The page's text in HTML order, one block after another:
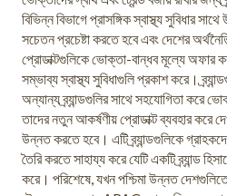
বিভিন্ন বিভাগে প্রাসঙ্গিক স্বাস্থ্য সুবিধার
সচেতন প্রচেষ্টা করতে হবে এবং দেশের
প্রোডাক্টগুলিকে ভোক্তা-বান্ধব মূল্যে অফার
সম্ভাব্য স্বাস্থ্য সুবিধাগুলি প্রকাশ করে।
অন্যান্য ব্র্যান্ডগুলির সাথে সহযোগিতা করে
তাদের নতুন আকর্ষণীয় প্রোডাক্ট ব্যবহার করে
উন্নত করতে হবে। এটি ব্র্যান্ডগুলিকে
তৈরি করতে সাহায্য করে যেটি একটি ব্র্যান্ড
করে। পরিশেষে, যখন পশ্চিমা উন্নত